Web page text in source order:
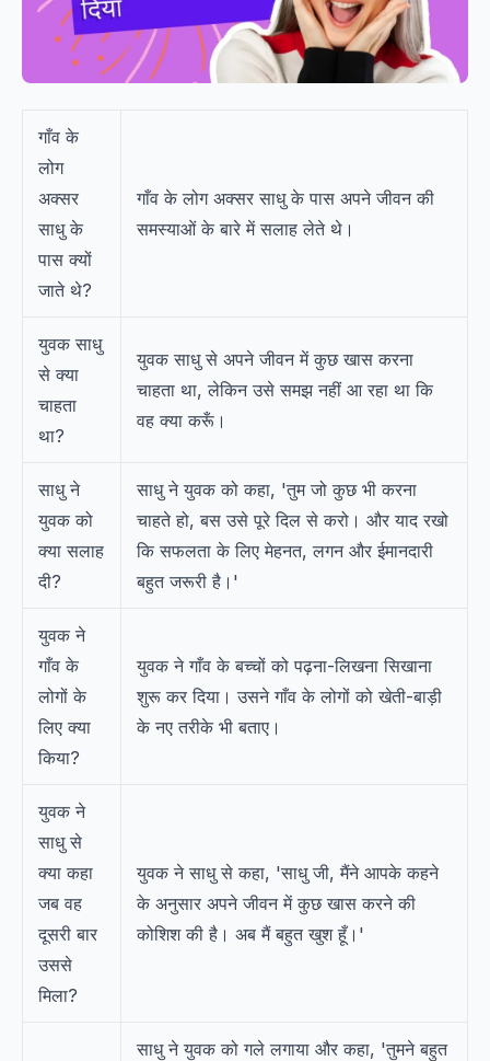
गाँव के
लोग
अक्सर
साधु के
पास क्यों
जाते थे?
गाँव के लोग अक्सर साधु के पास अपने जीवन की
समस्याओं के बारे में सलाह लेते थे।
युवक साधु
से क्या
चाहता
था?
युवक साधु से अपने जीवन में कुछ खास करना
चाहता था, लेकिन उसे समझ नहीं आ रहा था कि
वह क्या करूँ।
साधु ने
युवक को
क्या सलाह
दी?
साधु ने युवक को कहा, 'तुम जो कुछ भी करना
चाहते हो, बस उसे पूरे दिल से करो। और याद रखो
कि सफलता के लिए मेहनत, लगन और ईमानदारी
बहुत जरूरी है।'
युवक ने
गाँव के
लोगों के
लिए क्या
किया?
युवक ने गाँव के बच्चों को पढ़ना-लिखना सिखाना
शुरू कर दिया। उसने गाँव के लोगों को खेती-बाड़ी
के नए तरीके भी बताए।
युवक ने
साधु से
क्या कहा
जब वह
दूसरी बार
उससे
मिला?
युवक ने साधु से कहा, 'साधु जी, मैंने आपके कहने
के अनुसार अपने जीवन में कुछ खास करने की
कोशिश की है। अब मैं बहुत खुश हूँ।'
साधु ने युवक को गले लगाया और कहा, 'तुमने बहुत